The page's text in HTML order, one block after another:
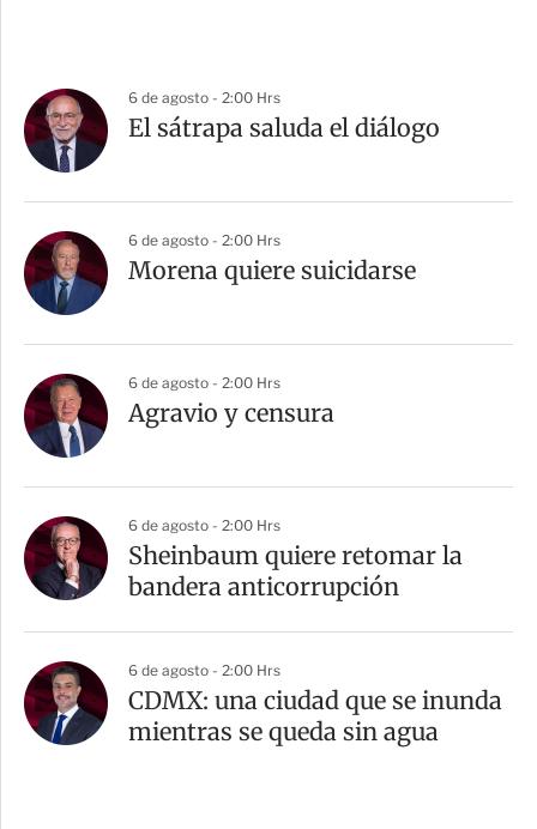
6 de agosto - 2:00 Hrs
El sátrapa saluda el diálogo
6 de agosto - 2:00 Hrs
Morena quiere suicidarse
6 de agosto - 2:00 Hrs
Agravio y censura
6 de agosto - 2:00 Hrs
Sheinbaum quiere retomar la
bandera anticorrupción
6 de agosto - 2:00 Hrs
CDMX: una ciudad que se inunda
mientras se queda sin agua